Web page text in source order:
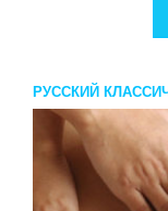
РУССКИЙ